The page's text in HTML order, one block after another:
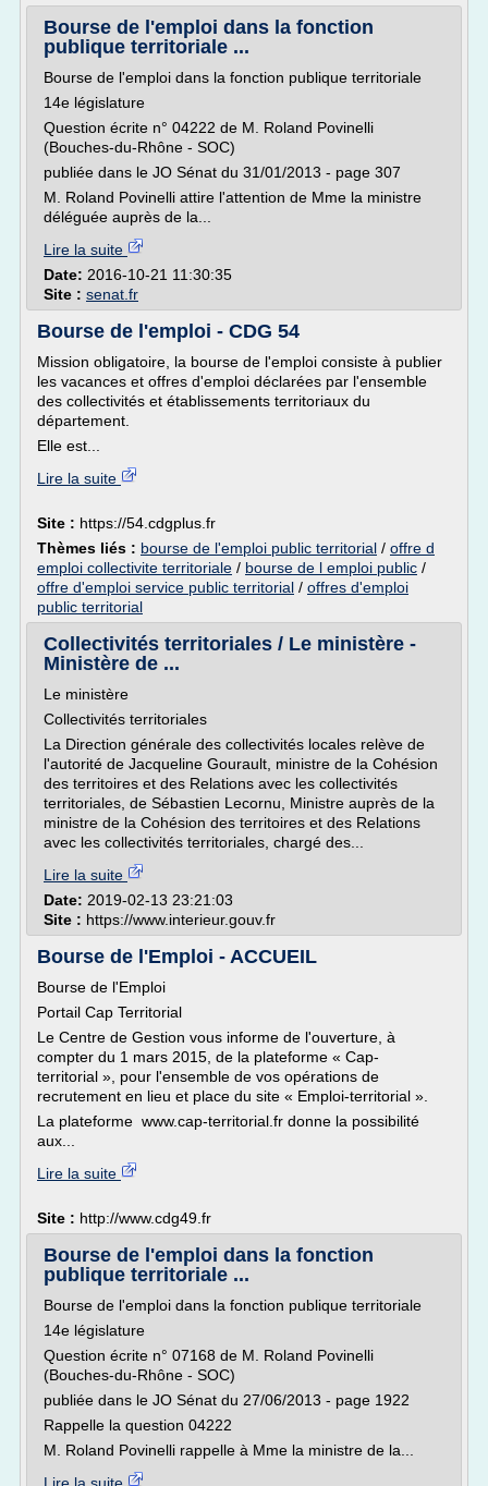
Bourse de l'emploi dans la fonction
publique territoriale ...
Bourse de l'emploi dans la fonction publique territoriale
14e législature
Question écrite n° 04222 de M. Roland Povinelli
(Bouches-du-Rhône - SOC)
publiée dans le JO Sénat du 31/01/2013 - page 307
M. Roland Povinelli attire l'attention de Mme la ministre
déléguée auprès de la...
Lire la suite
Date: 2016-10-21 11:30:35
Site : senat.fr
Bourse de l'emploi - CDG 54
Mission obligatoire, la bourse de l'emploi consiste à publier
les vacances et offres d'emploi déclarées par l'ensemble
des collectivités et établissements territoriaux du
département.
Elle est...
Lire la suite
Site : https://54.cdgplus.fr
Thèmes liés : bourse de l'emploi public territorial / offre d
emploi collectivite territoriale / bourse de l emploi public /
offre d'emploi service public territorial / offres d'emploi
public territorial
Collectivités territoriales / Le ministère -
Ministère de ...
Le ministère
Collectivités territoriales
La Direction générale des collectivités locales relève de
l'autorité de Jacqueline Gourault, ministre de la Cohésion
des territoires et des Relations avec les collectivités
territoriales, de Sébastien Lecornu, Ministre auprès de la
ministre de la Cohésion des territoires et des Relations
avec les collectivités territoriales, chargé des...
Lire la suite
Date: 2019-02-13 23:21:03
Site : https://www.interieur.gouv.fr
Bourse de l'Emploi - ACCUEIL
Bourse de l'Emploi
Portail Cap Territorial
Le Centre de Gestion vous informe de l'ouverture, à
compter du 1 mars 2015, de la plateforme « Cap-
territorial », pour l'ensemble de vos opérations de
recrutement en lieu et place du site « Emploi-territorial ».
La plateforme www.cap-territorial.fr donne la possibilité
aux...
Lire la suite
Site : http://www.cdg49.fr
Bourse de l'emploi dans la fonction
publique territoriale ...
Bourse de l'emploi dans la fonction publique territoriale
14e législature
Question écrite n° 07168 de M. Roland Povinelli
(Bouches-du-Rhône - SOC)
publiée dans le JO Sénat du 27/06/2013 - page 1922
Rappelle la question 04222
M. Roland Povinelli rappelle à Mme la ministre de la...